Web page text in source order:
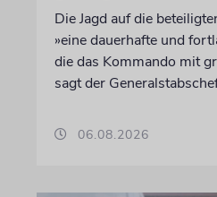
Die Jagd auf die
»eine dauerhafte und
die das Kommando mit
sagt der
06.08.2026